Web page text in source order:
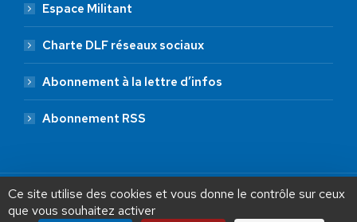
Espace Militant
Charte DLF réseaux sociaux
Abonnement à la lettre d’infos
Abonnement RSS
Ce site utilise des cookies et vous donne le contrôle sur ceux
que vous souhaitez activer